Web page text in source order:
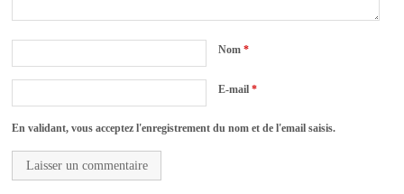
Nom*
E-mail*
En validant, vous acceptez l'enregistrement du nom et de l'email saisis.